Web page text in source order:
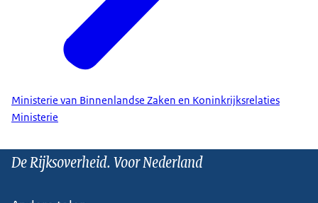
Ministerie van Binnenlandse Zaken en Koninkrijksrelaties
Ministerie
De Rijksoverheid. Voor Nederland